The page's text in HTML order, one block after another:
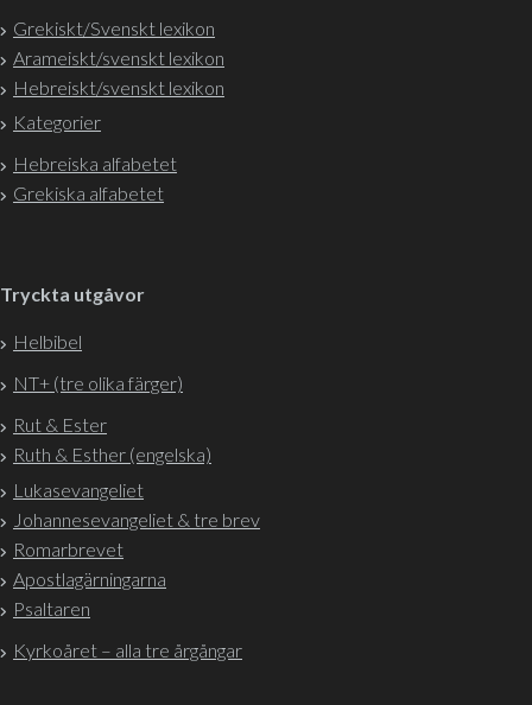
Grekiskt/Svenskt lexikon
Arameiskt/svenskt lexikon
Hebreiskt/svenskt lexikon
Kategorier
Hebreiska alfabetet
Grekiska alfabetet
Tryckta utgåvor
Helbibel
NT+ (tre olika färger)
Rut & Ester
Ruth & Esther (engelska)
Lukasevangeliet
Johannesevangeliet & tre brev
Romarbrevet
Apostlagärningarna
Psaltaren
Kyrkoåret – alla tre årgångar